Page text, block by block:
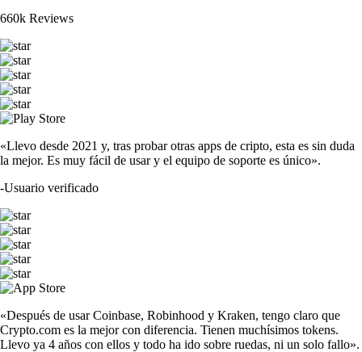
660k Reviews
«Llevo desde 2021 y, tras probar otras apps de cripto, esta es sin duda
la mejor. Es muy fácil de usar y el equipo de soporte es único».
-Usuario verificado
«Después de usar Coinbase, Robinhood y Kraken, tengo claro que
Crypto.com es la mejor con diferencia. Tienen muchísimos tokens.
Llevo ya 4 años con ellos y todo ha ido sobre ruedas, ni un solo fallo».